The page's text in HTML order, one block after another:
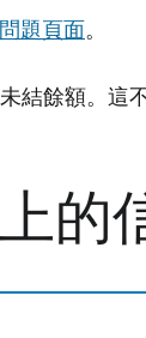
題頁面。
結餘額。這
的